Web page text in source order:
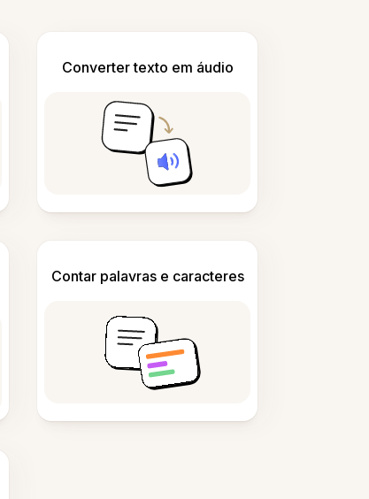
Converter texto em áudio
Contar palavras e caracteres